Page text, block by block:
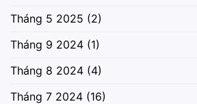
Tháng 5 2025 (2)
Tháng 9 2024 (1)
Tháng 8 2024 (4)
Tháng 7 2024 (16)